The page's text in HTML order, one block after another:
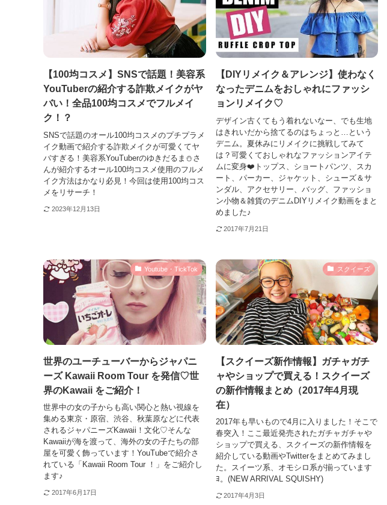
【100均コスメ】SNSで話題！美容系
YouTuberの紹介する詐欺メイクがヤ
バい！全品100均コスメでフルメイ
ク！？
SNSで話題のオール100均コスメのプチプラメ
イク動画で紹介する詐欺メイクが可愛くてヤ
バすぎる！美容系YouTuberのゆきだるま⛄さ
んが紹介するオール100均コスメ使用のフルメ
イク方法はかなり必見！今回は使用100均コス
メをリサーチ！
2023年12月13日
【DIYリメイク＆アレンジ】使わなく
なったデニムをおしゃれにファッシ
ョンリメイク♡
デザイン古くてもう着れないなー、でも生地
はきれいだから捨てるのはちょっと…という
デニム。夏休みにリメイクに挑戦してみて
は？可愛くておしゃれなファッションアイテ
ムに変身❤️トップス、ショートパンツ、スカ
ート、パーカー、ジャケット、シューズ＆サ
ンダル、アクセサリー、バッグ、ファッショ
ン小物＆雑貨のデニムDIYリメイク動画をまと
めました♪
2017年7月21日
Youtube・TickTok
世界のユーチューバーからジャパニ
ーズ Kawaii Room Tour を発信♡世
界のKawaii をご紹介！
世界中の女の子からも高い関心と熱い視線を
集める東京・原宿、渋谷、秋葉原などに代表
されるジャパニーズKawaii！文化♡そんな
Kawaiiが海を渡って、海外の女の子たちの部
屋を可愛く飾っています！YouTubeで紹介さ
れている「Kawaii Room Tour ！」をご紹介し
ます♪
2017年6月17日
スクイーズ
【スクイーズ新作情報】ガチャガチ
ャやショップで買える！スクイーズ
の新作情報まとめ（2017年4月現
在）
2017年も早いもので4月に入りました！そこで
春突入！ここ最近発売されたガチャガチャや
ショップで買える、スクイーズの新作情報を
紹介している動画やTwitterをまとめてみまし
た。スイーツ系、オモシロ系が揃っています
ﾖ。(NEW ARRIVAL SQUISHY)
2017年4月3日